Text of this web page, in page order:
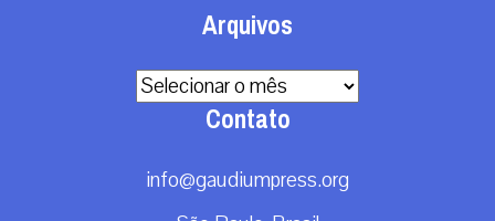
Arquivos
Arquivos
Contato
info@gaudiumpress.org